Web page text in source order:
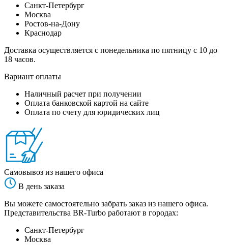
Санкт-Петербург
Москва
Ростов-на-Дону
Краснодар
Доставка осуществляется с понедельника по пятницу с 10 до
18 часов.
Вариант оплаты
Наличный расчет при получении
Оплата банковской картой на сайте
Оплата по счету для юридических лиц
Самовывоз из нашего офиса
В день заказа
Вы можете самостоятельно забрать заказ из нашего офиса.
Представительства BR-Turbo работают в городах:
Санкт-Петербург
Москва